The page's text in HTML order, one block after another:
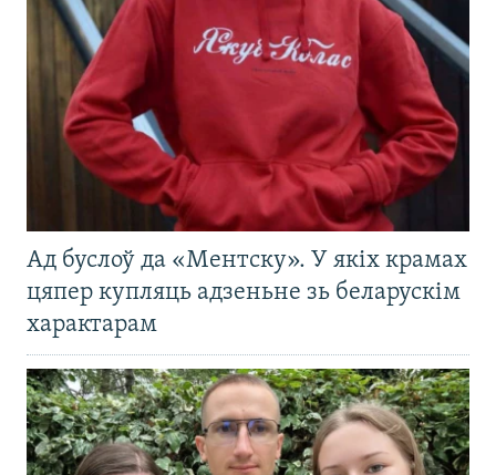
Ад буслоў да «Ментску». У якіх крамах
цяпер купляць адзеньне зь беларускім
характарам